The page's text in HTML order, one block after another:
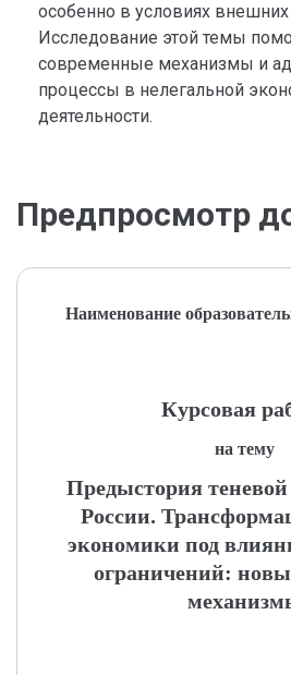
особенно в условиях внешних
Исследование этой темы
современные механизмы и
процессы в нелегальной
деятельности.
Предпросмотр
Наименование
Курсовая
на тему
Предыстория
России.
экономики под
ограничений: